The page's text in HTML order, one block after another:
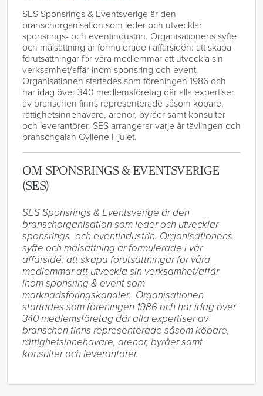
SES Sponsrings & Eventsverige är den
branschorganisation som leder och utvecklar
sponsrings- och eventindustrin. Organisationens syfte
och målsättning är formulerade i affärsidén: att skapa
förutsättningar för våra medlemmar att utveckla sin
verksamhet/affär inom sponsring och event.
Organisationen startades som föreningen 1986 och
har idag över 340 medlemsföretag där alla expertiser
av branschen finns representerade såsom köpare,
rättighetsinnehavare, arenor, byråer samt konsulter
och leverantörer. SES arrangerar varje år tävlingen och
branschgalan Gyllene Hjulet.
OM SPONSRINGS & EVENTSVERIGE
(SES)
SES Sponsrings & Eventsverige är den
branschorganisation som leder och utvecklar
sponsrings- och eventindustrin. Organisationens
syfte och målsättning är formulerade i vår
affärsidé: att skapa förutsättningar för våra
medlemmar att utveckla sin verksamhet/affär
inom sponsring & event som
marknadsföringskanaler.  Organisationen
startades som föreningen 1986 och har idag över
340 medlemsföretag där alla expertiser av
branschen finns representerade såsom köpare,
rättighetsinnehavare, arenor, byråer samt
konsulter och leverantörer.